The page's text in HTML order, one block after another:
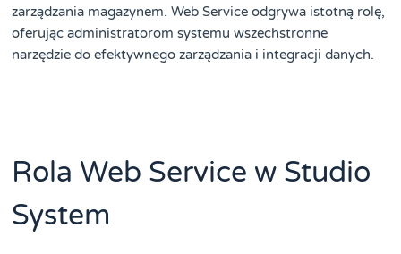
zarządzania magazynem. Web Service odgrywa istotną rolę,
oferując administratorom systemu wszechstronne
narzędzie do efektywnego zarządzania i integracji danych.
Rola Web Service w Studio
System